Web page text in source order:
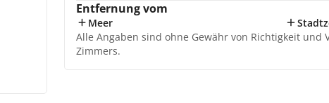
Entfernung vom
Meer
Alle Angaben sind ohne Gewähr von Richtigkeit
Zimmers.